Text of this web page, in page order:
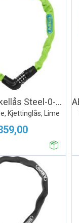
ABUS Sykkellås Steel-0-Chain 5805
Kjettinglås, Lime